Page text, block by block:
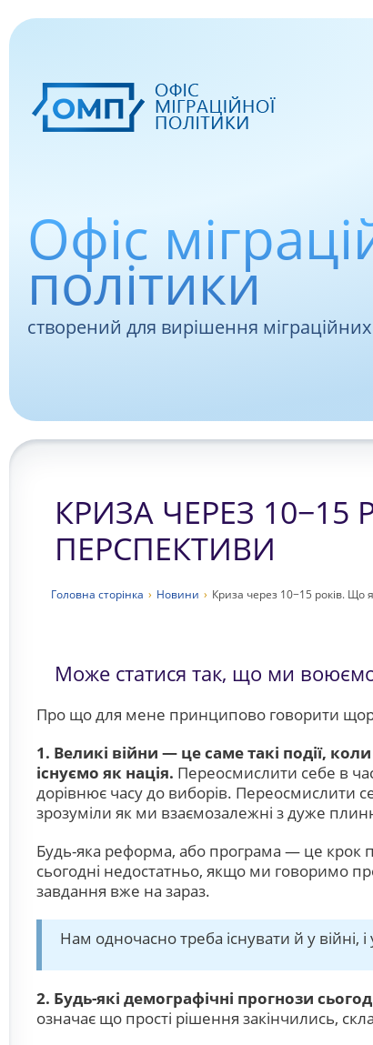
Офіс
політики
створений для вирішення
КРИЗА ЧЕРЕЗ
ПЕРСПЕКТИВИ
Головна сторiнка › Новини › Криза через 10−15 років. Що
Може статися так, що ми
Про що для мене принципово говорити
1. Великі війни — це саме такі події,
існуємо як нація. Переосмислити себе в
дорівнює часу до виборів. Переосмислити
зрозуміли як ми взаємозалежні з дуже
Будь-яка реформа, або програма — це крок
сьогодні недостатньо, якщо ми говоримо
завдання вже на зараз.
Нам одночасно треба існувати й у війні, і
2. Будь-які демографічні прогнози
означає що прості рішення закінчились,